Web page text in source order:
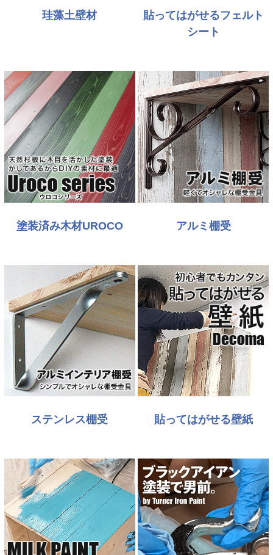
珪藻土壁材
貼ってはがせるフェルト
シート
塗装済み木材UROCO アルミ棚受
ステンレス棚受 貼ってはがせる壁紙